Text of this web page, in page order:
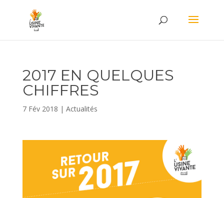
2017 EN QUELQUES
CHIFFRES
7 Fév 2018 | Actualités